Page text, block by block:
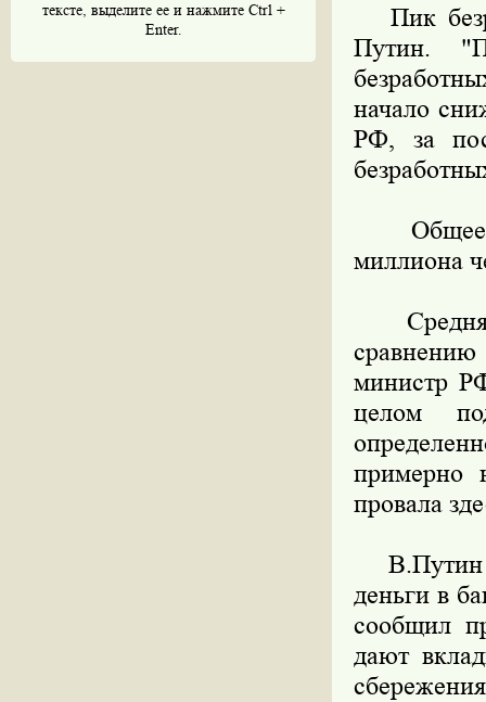
тексте, выделите ее и нажмите Ctrl +
Enter.
Пик
Путин.
начало
РФ, за
Общее
миллиона
Средняя
сравнению
министр
целом
примерно
провала
В.Путин
деньги в
сообщил
дают